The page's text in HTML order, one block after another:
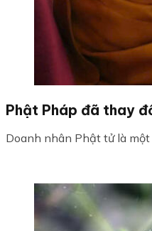
Phật Pháp đã thay
Doanh nhân Phật tử là